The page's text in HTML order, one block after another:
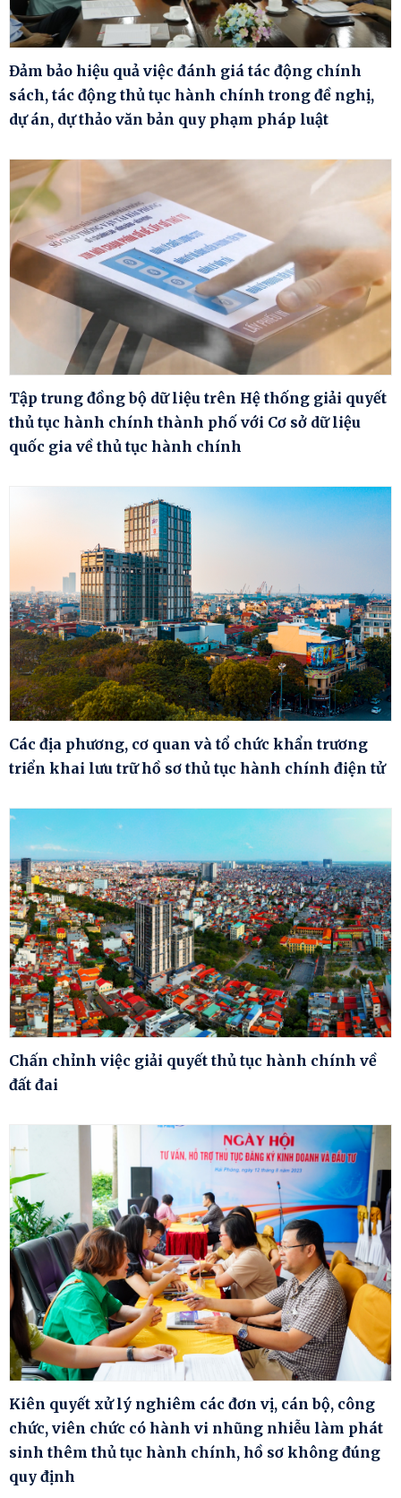
Đảm bảo hiệu quả việc đánh giá tác động chính
sách, tác động thủ tục hành chính trong đề nghị,
dự án, dự thảo văn bản quy phạm pháp luật
Tập trung đồng bộ dữ liệu trên Hệ thống giải quyết
thủ tục hành chính thành phố với Cơ sở dữ liệu
quốc gia về thủ tục hành chính
Các địa phương, cơ quan và tổ chức khẩn trương
triển khai lưu trữ hồ sơ thủ tục hành chính điện tử
Chấn chỉnh việc giải quyết thủ tục hành chính về
đất đai
Kiên quyết xử lý nghiêm các đơn vị, cán bộ, công
chức, viên chức có hành vi nhũng nhiễu làm phát
sinh thêm thủ tục hành chính, hồ sơ không đúng
quy định